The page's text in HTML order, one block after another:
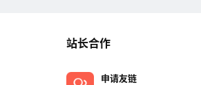
站长合作
申请友链